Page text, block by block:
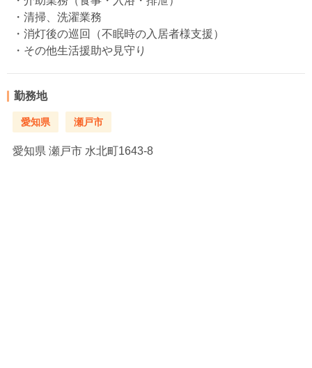
・清掃、洗濯業務
・消灯後の巡回（不眠時の入居者様支援）
・その他生活援助や見守り
勤務地
愛知県 瀬戸市
愛知県 瀬戸市 水北町1643-8